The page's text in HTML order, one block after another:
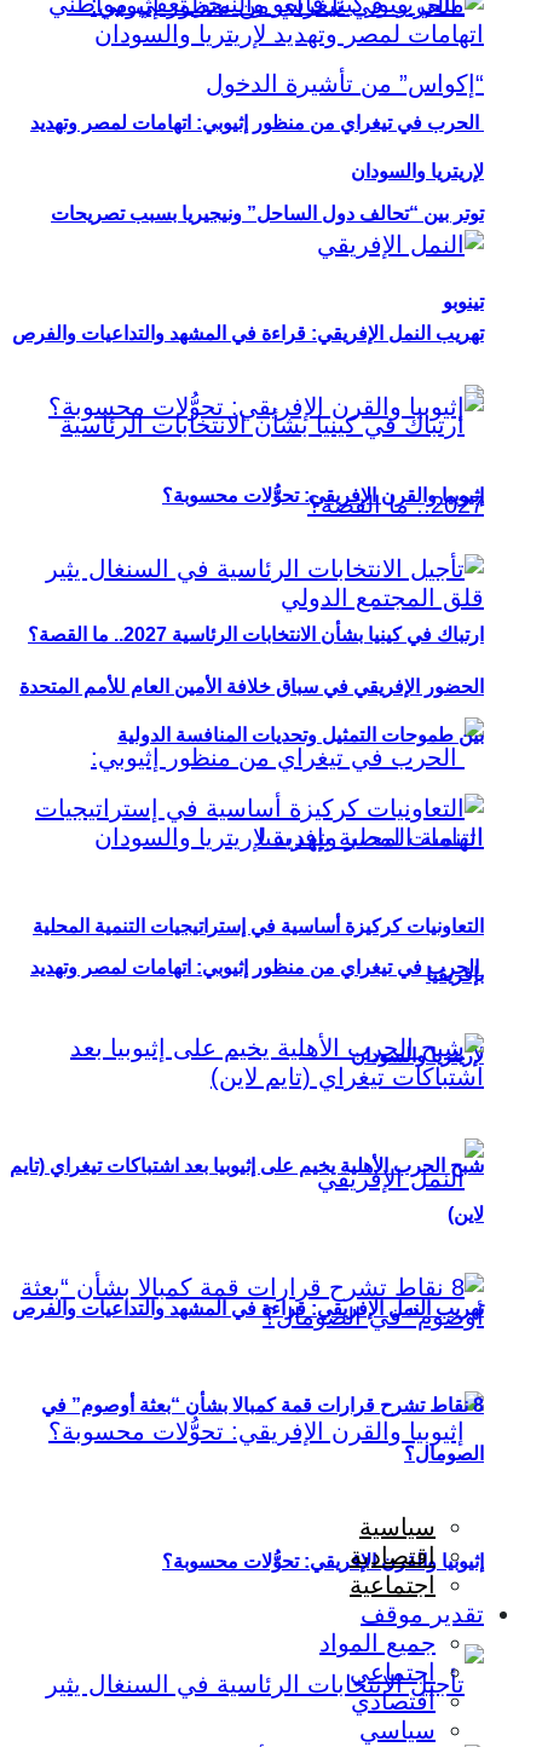
توتر بين “تحالف دول الساحل” ونيجيريا بسبب تصريحات
تينوبو
ارتباك في كينيا بشأن الانتخابات الرئاسية 2027.. ما القصة؟
الحرب في تيغراي من منظور إثيوبي: اتهامات لمصر وتهديد
لإريتريا والسودان
تهريب النمل الإفريقي: قراءة في المشهد والتداعيات والفرص
إثيوبيا والقرن الإفريقي: تحوُّلات محسوبة؟
الحرب في تيغراي من منظور إثيوبي: اتهامات لمصر وتهديد
لإريتريا والسودان
تهريب النمل الإفريقي: قراءة في المشهد والتداعيات والفرص
إثيوبيا والقرن الإفريقي: تحوُّلات محسوبة؟
الحضور الإفريقي في سباق خلافة الأمين العام للأمم المتحدة
بين طموحات التمثيل وتحديات المنافسة الدولية
التعاونيات كركيزة أساسية في إستراتيجيات التنمية المحلية
بإفريقيا
شبح الحرب الأهلية يخيم على إثيوبيا بعد اشتباكات تيغراي (تايم
لاين)
8 نقاط تشرح قرارات قمة كمبالا بشأن “بعثة أوصوم” في
الصومال؟
سياسية
اقتصادية
اجتماعية
تقدير موقف
جميع المواد
اجتماعي
اقتصادي
سياسي